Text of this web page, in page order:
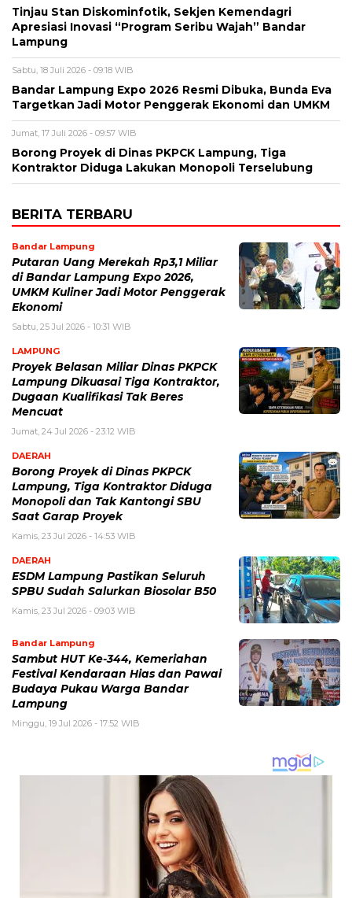
Tinjau Stan Diskominfotik, Sekjen Kemendagri
Apresiasi Inovasi “Program Seribu Wajah” Bandar
Lampung
Sabtu, 18 Juli 2026 - 09:18 WIB
Bandar Lampung Expo 2026 Resmi Dibuka, Bunda Eva
Targetkan Jadi Motor Penggerak Ekonomi dan UMKM
Jumat, 17 Juli 2026 - 09:57 WIB
Borong Proyek di Dinas PKPCK Lampung, Tiga
Kontraktor Diduga Lakukan Monopoli Terselubung
BERITA TERBARU
Bandar Lampung
Putaran Uang Merekah Rp3,1 Miliar
di Bandar Lampung Expo 2026,
UMKM Kuliner Jadi Motor Penggerak
Ekonomi
Sabtu, 25 Jul 2026 - 10:31 WIB
LAMPUNG
Proyek Belasan Miliar Dinas PKPCK
Lampung Dikuasai Tiga Kontraktor,
Dugaan Kualifikasi Tak Beres
Mencuat
Jumat, 24 Jul 2026 - 23:12 WIB
DAERAH
Borong Proyek di Dinas PKPCK
Lampung, Tiga Kontraktor Diduga
Monopoli dan Tak Kantongi SBU
Saat Garap Proyek
Kamis, 23 Jul 2026 - 14:53 WIB
DAERAH
ESDM Lampung Pastikan Seluruh
SPBU Sudah Salurkan Biosolar B50
Kamis, 23 Jul 2026 - 09:03 WIB
Bandar Lampung
Sambut HUT Ke-344, Kemeriahan
Festival Kendaraan Hias dan Pawai
Budaya Pukau Warga Bandar
Lampung
Minggu, 19 Jul 2026 - 17:52 WIB